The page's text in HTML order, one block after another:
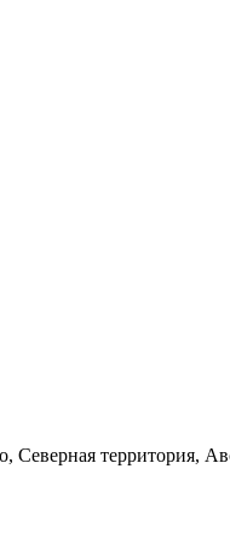
территория,